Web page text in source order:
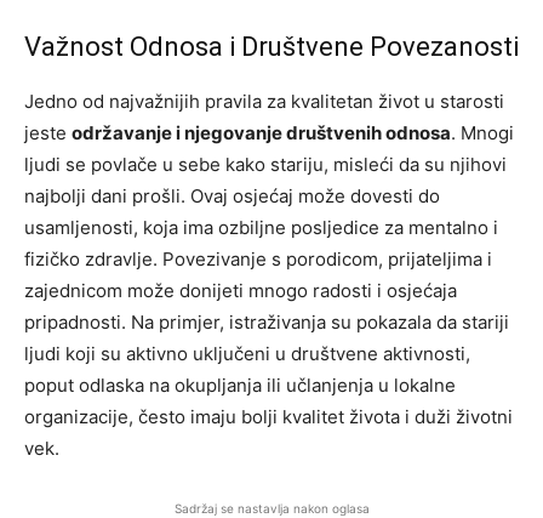
Važnost Odnosa i Društvene Povezanosti
Jedno od najvažnijih pravila za kvalitetan život u starosti
jeste održavanje i njegovanje društvenih odnosa. Mnogi
ljudi se povlače u sebe kako stariju, misleći da su njihovi
najbolji dani prošli. Ovaj osjećaj može dovesti do
usamljenosti, koja ima ozbiljne posljedice za mentalno i
fizičko zdravlje. Povezivanje s porodicom, prijateljima i
zajednicom može donijeti mnogo radosti i osjećaja
pripadnosti. Na primjer, istraživanja su pokazala da stariji
ljudi koji su aktivno uključeni u društvene aktivnosti,
poput odlaska na okupljanja ili učlanjenja u lokalne
organizacije, često imaju bolji kvalitet života i duži životni
vek.
Sadržaj se nastavlja nakon oglasa